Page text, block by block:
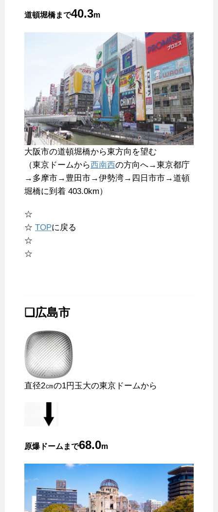
道頓堀橋まで40.3m
大阪市の道頓堀橋から東方向を望む
（東京ドームから西南西の方向へ→東京都庁
→多摩市→豊田市→伊勢湾→四日市市→道頓
堀橋に到着 403.0km）
☆
☆ TOPに戻る
☆
☆
❑広島市
直径2㎝の1円玉大の東京ドームから
原爆ドームまで68.0m